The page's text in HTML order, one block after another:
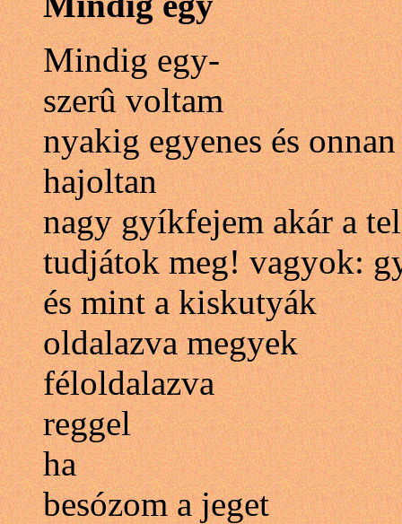
Mindig egy-
szerû voltam
nyakig egyenes és onnan
hajoltan
nagy gyíkfejem akár a
tudjátok meg! vagyok:
és mint a kiskutyák
oldalazva megyek
féloldalazva
reggel
ha
besózom a jeget